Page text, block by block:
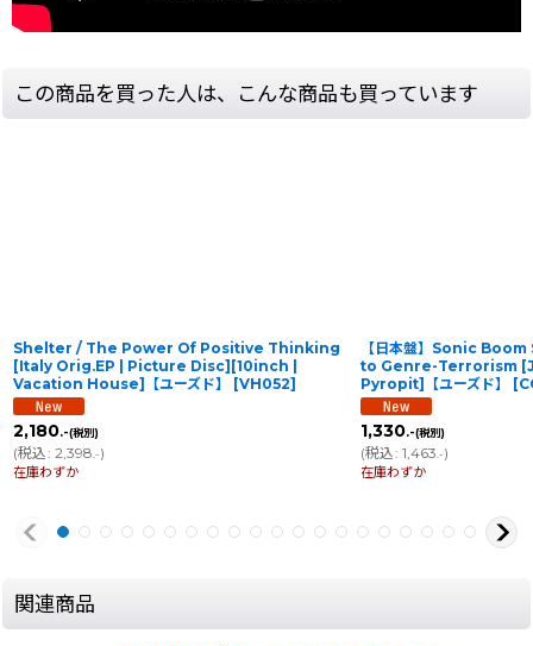
この商品を買った人は、こんな商品も買っています
Shelter / The Power Of Positive Thinking
[Italy Orig.EP | Picture Disc][10inch |
Vacation House]【ユーズド】
[VH052]
2,180.-(税別)
(税込: 2,398.-)
在庫わずか
【日本盤】Sonic
to Genre-Terrorism
Pyropit]【ユーズド】
[
1,330.-(税別)
(税込: 1,463.-)
在庫わずか
関連商品